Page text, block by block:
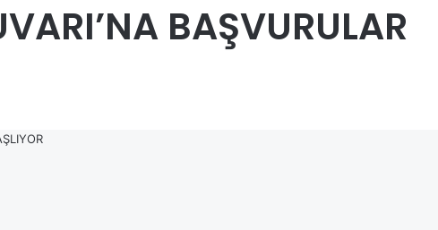
BAŞVURULAR